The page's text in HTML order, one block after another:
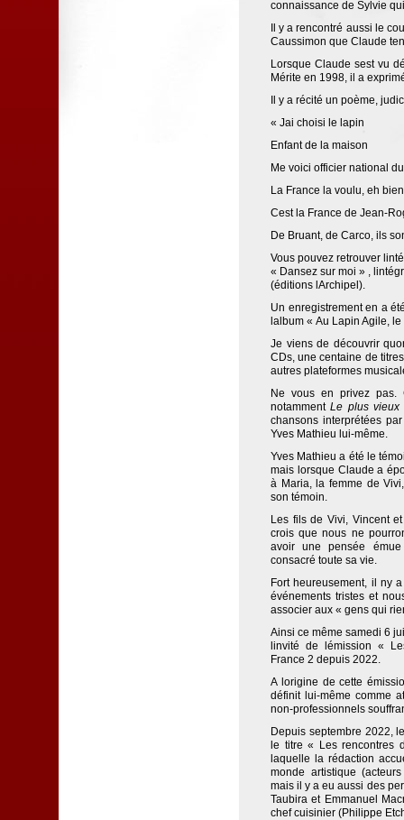
connaissance de Sylvie
Il y a rencontré aussi le
Caussimon que Claude
Lorsque Claude sest vu
Mérite en 1998, il a
Il y a récité un poème,
« Jai choisi le lapin
Enfant de la maison
Me voici officier national
La France la voulu, eh
Cest la France de Jean-
De Bruant, de Carco, ils
Vous pouvez retrouver
« Dansez sur moi » ,
(éditions lArchipel).
Un enregistrement en a
lalbum « Au Lapin Agile,
Je viens de découvrir
CDs, une centaine de
autres plateformes
Ne vous en privez pas.
notammentLe plus vieux
chansons interprétées
Yves Mathieu lui-même.
Yves Mathieu a été le
mais lorsque Claude a
à Maria, la femme de
son témoin.
Les fils de Vivi, Vincent
crois que nous ne
avoir une pensée
consacré toute sa vie.
Fort heureusement, il ny
événements tristes et
associer aux « gens qui
Ainsi ce même samedi 6
linvité de lémission «
France 2 depuis 2022.
A lorigine de cette
définit lui-même comme
non-professionnels
Depuis septembre 2022,
le titre « Les rencontres
laquelle la rédaction
monde artistique
mais il y a eu aussi des
Taubira et Emmanuel
chef cuisinier (Philippe